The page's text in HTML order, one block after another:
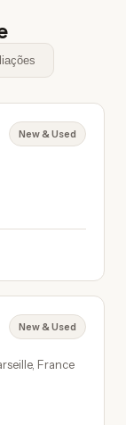
New & Used
New & Used
France